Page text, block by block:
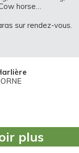
horse…
sur rendez-vous.
plus